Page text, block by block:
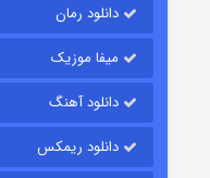
قسمت۷ (زیرنویس)
دانلود رمان
میفا موزیک
دانلود آهنگ
دانلود ریمکس